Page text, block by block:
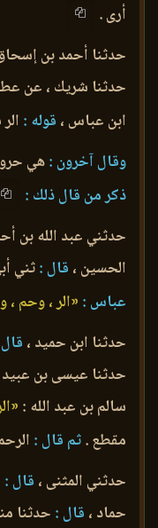
أرى .
حدثنا أحمد بن
حدثنا شريك ، عن
ابن عباس ، قوله :
وقال آخرون :هي
ذكر من قال ذلك :
حدثني عبد الله بن
الحسين ، قال :ثني
عباس :«الر ، وحم ،
حدثنا ابن حميد ،
حدثنا عيسى بن
سالم بن عبد الله :
مقطع .ثم قال :
حدثني المثنى ، قال :
حماد ، قال : حدثنا